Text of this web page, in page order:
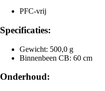
PFC-vrij
Specificaties:
Gewicht: 500,0 g
Binnenbeen CB: 60 cm
Onderhoud: